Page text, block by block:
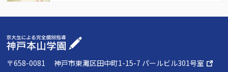
〒658-0081神戸市東灘区田中町1-15-7 パールビル301号室